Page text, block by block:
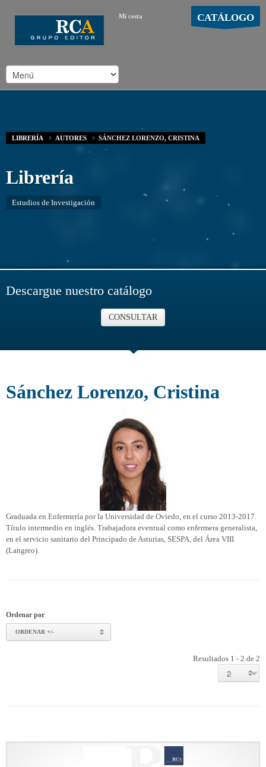
Mi cesta CATÁLOGO
LIBRERÍA AUTORES SÁNCHEZ LORENZO, CRISTINA
Librería
Estudios de Investigación
Descargue nuestro catálogo
CONSULTAR
Sánchez Lorenzo, Cristina
Graduada en Enfermería por la Universidad de Oviedo, en el curso 2013-2017.
Título intermedio en inglés. Trabajadora eventual como enfermera generalista,
en el servicio sanitario del Principado de Asturias, SESPA, del Área VIII
(Langreo).
Ordenar por
ORDENAR +/-
Resultados 1 - 2 de 2